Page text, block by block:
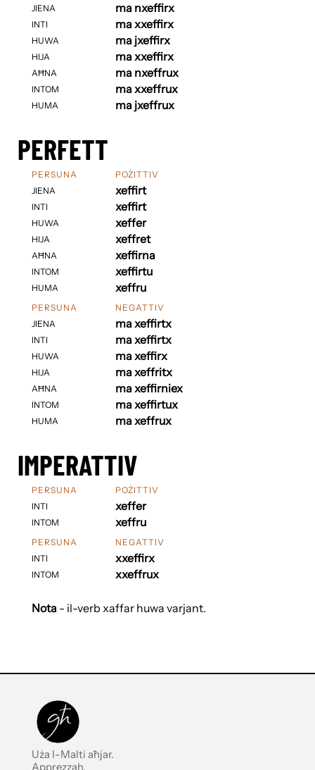
JIENA
INTI
HUWA
HIJA
AĦNA
INTOM
HUMA
ma nxeffirx
ma xxeffirx
ma jxeffirx
ma xxeffirx
ma nxeffrux
ma xxeffrux
ma jxeffrux
PERFETT
PERSUNA
JIENA
INTI
HUWA
HIJA
AĦNA
INTOM
HUMA
POŻITTIV
xeffirt
xeffirt
xeffer
xeffret
xeffirna
xeffirtu
xeffru
PERSUNA
JIENA
INTI
HUWA
HIJA
AĦNA
INTOM
HUMA
NEGATTIV
ma xeffirtx
ma xeffirtx
ma xeffirx
ma xeffritx
ma xeffirniex
ma xeffirtux
ma xeffrux
IMPERATTIV
PERSUNA
INTI
INTOM
POŻITTIV
xeffer
xeffru
PERSUNA
INTI
INTOM
NEGATTIV
xxeffirx
xxeffrux
Nota- il-verb xaffar huwa varjant.
Uża l-Malti aħjar.
Apprezzah.